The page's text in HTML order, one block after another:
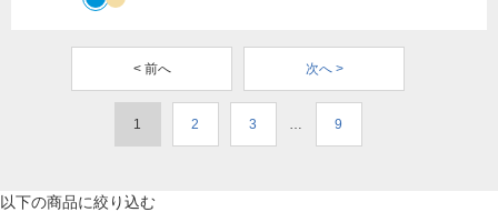
< 前へ 次へ >
1 2 3 … 9
以下の商品に絞り込む